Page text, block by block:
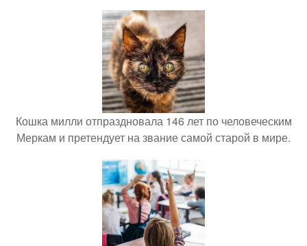
Кошка милли отпраздновала 146 лет по человеческим
Меркам и претендует на звание самой старой в мире.